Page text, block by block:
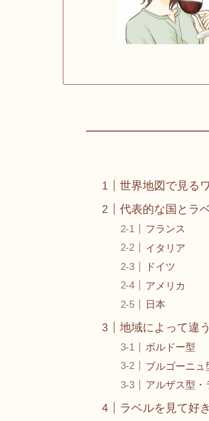
世界地図で見る
代表的な国とラ
フランス
イタリア
ドイツ
アメリカ
日本
地域によって違
ボルドー型
ブルゴーニュ
アルザス型・
ラベルを見て好